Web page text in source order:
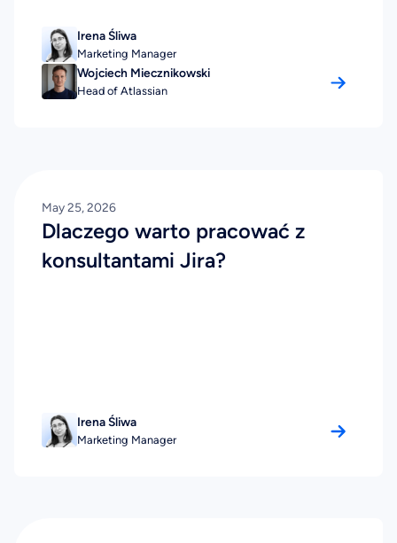
Irena Śliwa
Marketing Manager
Wojciech Miecznikowski
Head of Atlassian
May 25, 2026
Dlaczego warto pracować z
konsultantami Jira?
Irena Śliwa
Marketing Manager